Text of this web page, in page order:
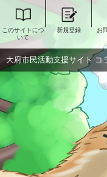
このサイトにつ
いて
新規登録 お
大府市民活動支援サイト コ